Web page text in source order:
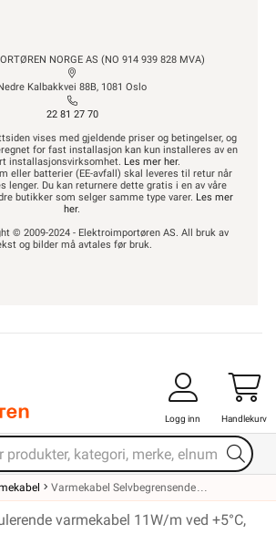
NORGE AS (NO 914 939 828 MVA)
Kalbakkvei 88B, 1081 Oslo
22 81 27 70
vises med gjeldende priser og betingelser, og
for fast installasjon kan kun installeres av en
installasjonsvirksomhet. Les mer her.
eller batterier (EE-avfall) skal leveres til retur når
lenger. Du kan returnere dette gratis i en av våre
butikker som selger samme type varer. Les mer
her.
© 2009-2024 - Elektroimportøren AS. All bruk av
og bilder må avtales før bruk.
Logg inn Handlekurv
Varmekabel Selvbegrensende
varmekabel 11W/m ved +5°C,